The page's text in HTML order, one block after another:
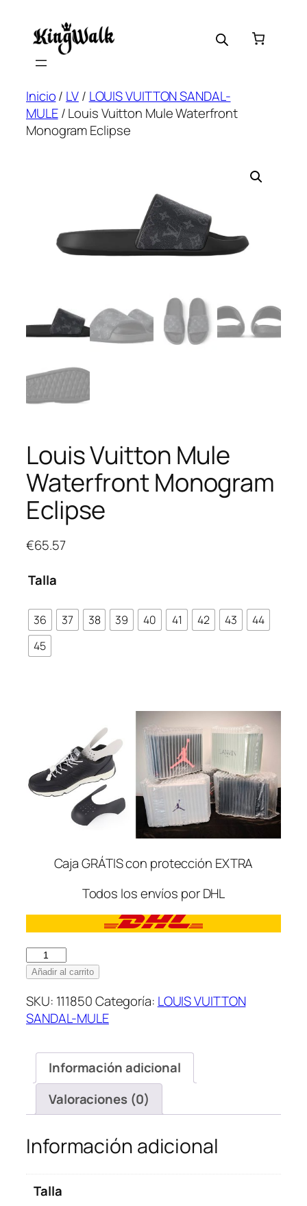
contenido
Inicio/ LV/ LOUIS VUITTON SANDAL-
MULE/ Louis Vuitton Mule Waterfront
Monogram Eclipse
Louis Vuitton Mule
Waterfront Monogram
Eclipse
€65.57
Talla
36 37 38 39 40 41 42 43
44
45
Caja GRÁTIS con protección EXTRA
Todos los envíos por DHL
Louis
Vuitton
Waterfront
Monogram
cantidad
Añadir al carrito
SKU: 111850Categoría: LOUIS VUITTON
SANDAL-MULE
Información adicional
Valoraciones (0)
Información adicional
Talla